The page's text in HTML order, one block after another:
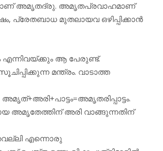
അമൃതദ്രു. അമൃതപ്രവാഹമാണ്
മുതലായവ ഒഴിപ്പിക്കാന്‍
ആ പേരുണ്ട്.
മന്ത്രം. വാടാത്ത
അമൃതേത്തിന് അരി വാങ്ങുന്നതിന്
എന്നൊരു